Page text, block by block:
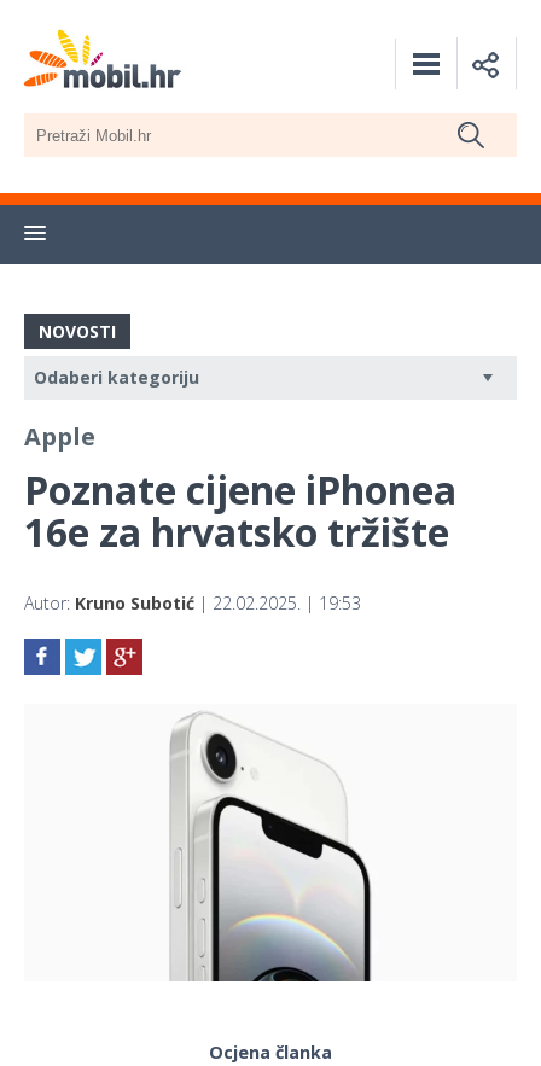
NOVOSTI
Apple
Poznate cijene iPhonea
16e za hrvatsko tržište
Autor: Kruno Subotić | 22.02.2025. | 19:53
Ocjena članka